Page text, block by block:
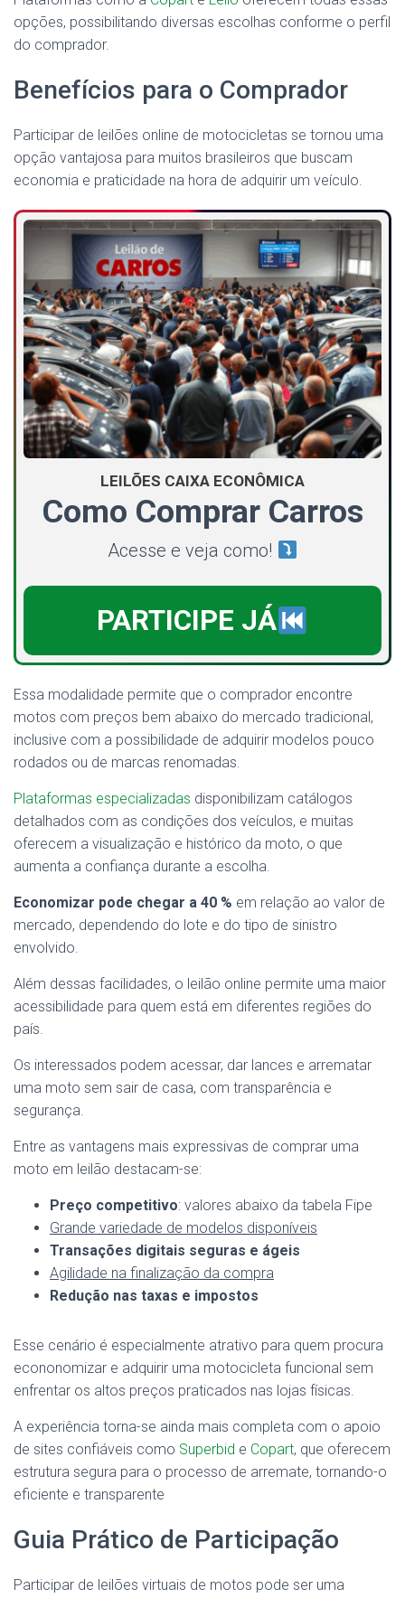
opções, possibilitando diversas escolhas conforme o perfil
do comprador.
Benefícios para o Comprador
Participar de leilões online de motocicletas se tornou uma
opção vantajosa para muitos brasileiros que buscam
economia e praticidade na hora de adquirir um veículo.
LEILÕES CAIXA ECONÔMICA
Como Comprar Carros
Acesse e veja como!
PARTICIPE JÁ
Essa modalidade permite que o comprador encontre
motos com preços bem abaixo do mercado tradicional,
inclusive com a possibilidade de adquirir modelos pouco
rodados ou de marcas renomadas.
Plataformas especializadas disponibilizam catálogos
detalhados com as condições dos veículos, e muitas
oferecem a visualização e histórico da moto, o que
aumenta a confiança durante a escolha.
Economizar pode chegar a 40 % em relação ao valor de
mercado, dependendo do lote e do tipo de sinistro
envolvido.
Além dessas facilidades, o leilão online permite uma maior
acessibilidade para quem está em diferentes regiões do
país.
Os interessados podem acessar, dar lances e arrematar
uma moto sem sair de casa, com transparência e
segurança.
Entre as vantagens mais expressivas de comprar uma
moto em leilão destacam-se:
Preço competitivo: valores abaixo da tabela Fipe
Grande variedade de modelos disponíveis
Transações digitais seguras e ágeis
Agilidade na finalização da compra
Redução nas taxas e impostos
Esse cenário é especialmente atrativo para quem procura
econonomizar e adquirir uma motocicleta funcional sem
enfrentar os altos preços praticados nas lojas físicas.
A experiência torna-se ainda mais completa com o apoio
de sites confiáveis como Superbid e Copart, que oferecem
estrutura segura para o processo de arremate, tornando-o
eficiente e transparente
Guia Prático de Participação
Participar de leilões virtuais de motos pode ser uma